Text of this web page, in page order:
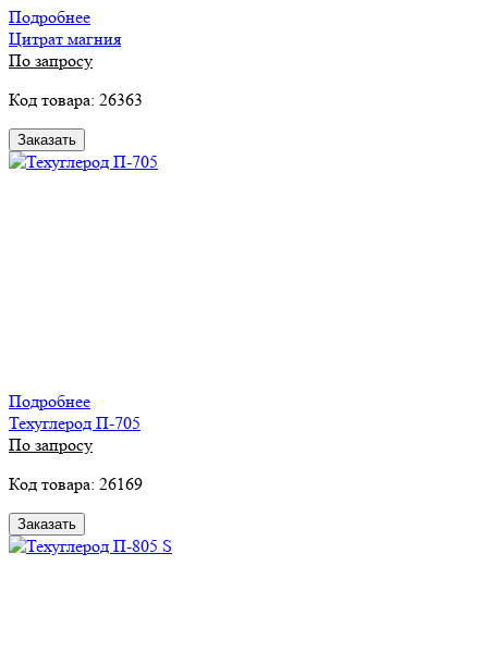
Подробнее
Цитрат магния
По запросу
Код товара: 26363
Заказать
Подробнее
Техуглерод П-705
По запросу
Код товара: 26169
Заказать